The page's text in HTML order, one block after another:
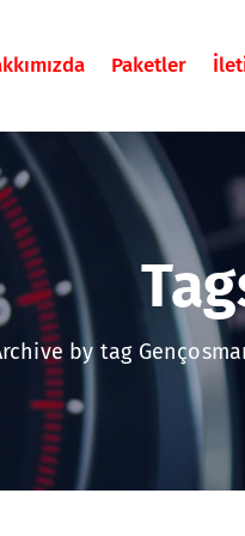
Paketler
by tag